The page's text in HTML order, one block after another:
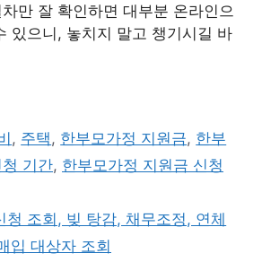
만 잘 확인하면 대부분 온라인으
있으니, 놓치지 말고 챙기시길 바
, 주택 , 한부모가정 지원금, 한부
기간, 한부모가정 지원금 신청
청 조회, 빚 탕감, 채무조정, 연체
입 대상자 조회